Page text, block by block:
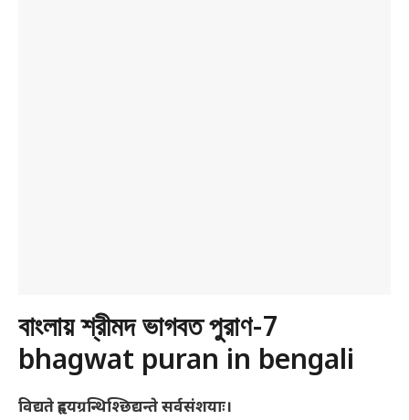
বাংলায় শ্রীমদ ভাগবত পুরাণ-7
bhagwat puran in bengali
विद्यते हृदयग्रन्थिश्छिद्यन्ते सर्वसंशयाः।